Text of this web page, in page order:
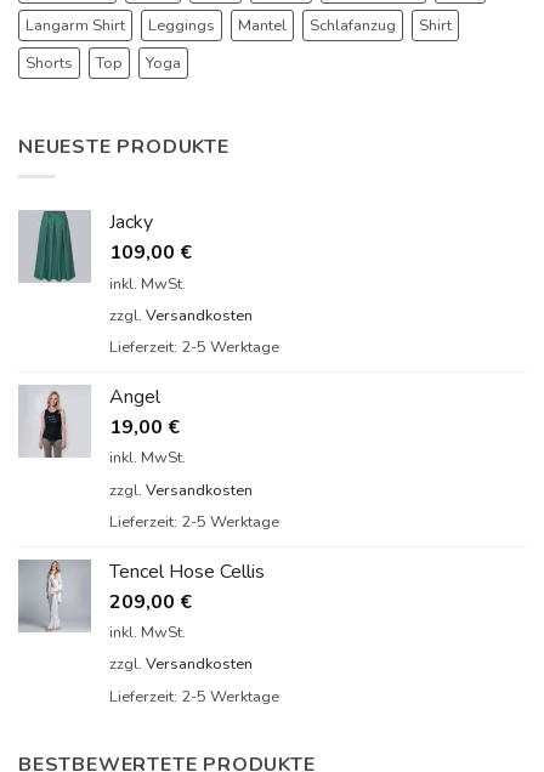
Langarm Shirt
Leggings Mantel Schlafanzug
Shirt
Shorts
Top Yoga
NEUESTE PRODUKTE
Jacky
109,00 €
inkl. MwSt.
zzgl. Versandkosten
Lieferzeit: 2-5 Werktage
Angel
19,00 €
inkl. MwSt.
zzgl. Versandkosten
Lieferzeit: 2-5 Werktage
Tencel Hose Cellis
209,00 €
inkl. MwSt.
zzgl. Versandkosten
Lieferzeit: 2-5 Werktage
BESTBEWERTETE PRODUKTE